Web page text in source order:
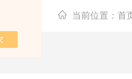
当前位置： 首